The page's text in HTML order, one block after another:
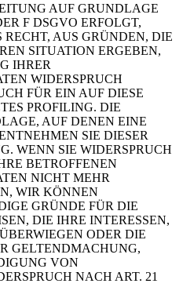
AUF GRUNDLAGE
F DSGVO ERFOLGT,
AUS GRÜNDEN, DIE
SITUATION ERGEBEN,
IHRER
WIDERSPRUCH
FÜR EIN AUF DIESE
PROFILING. DIE
AUF DENEN EINE
SIE DIESER
WENN SIE WIDERSPRUCH
BETROFFENEN
NICHT MEHR
WIR KÖNNEN
GRÜNDE FÜR DIE
DIE IHRE INTERESSEN,
ODER DIE
GELTENDMACHUNG,
VON
NACH ART. 21